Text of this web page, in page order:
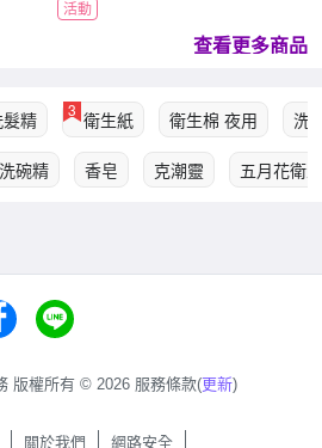
活動
查看更多商品
髮精 3 衛生紙 衛生棉 夜用 洗
洗碗精 香皂 克潮靈 五月花衛
版權所有 © 2026 服務條款(更新)
關於我們 網路安全